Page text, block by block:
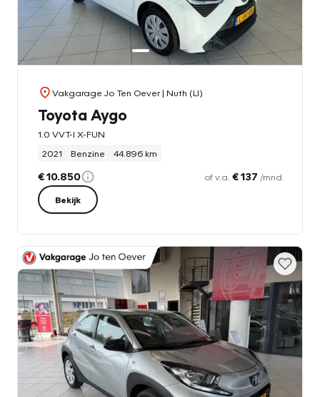
Vakgarage Jo Ten Oever| Nuth (LI)
Toyota Aygo
1.0 VVT-I X-FUN
2021
Benzine 44.896 km
€ 10.850 of v.a. € 137 /mnd
Bekijk